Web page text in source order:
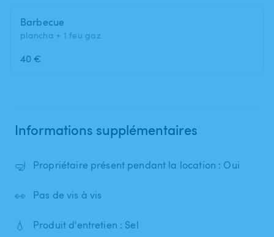
Barbecue
plancha + 1 feu gaz
40 €
Informations supplémentaires
🤿 Propriétaire présent pendant la location : Oui
👀 Pas de vis à vis
💧 Produit d'entretien : Sel